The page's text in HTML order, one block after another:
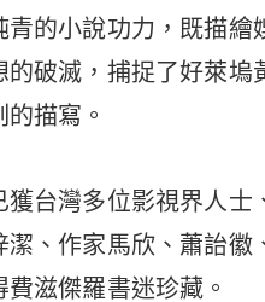
青的小說功力，既描
的破滅，捕捉了好萊
描寫。
台灣多位影視界人士
、作家馬欣、蕭詒徽
滋傑羅書迷珍藏。